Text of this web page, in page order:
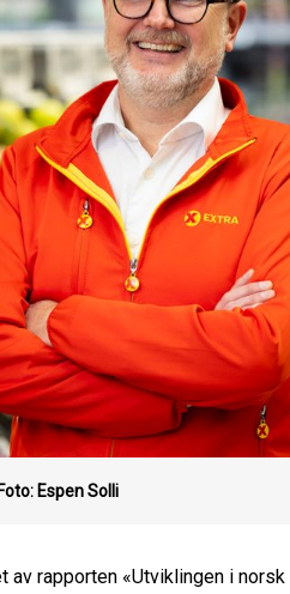
Foto: Espen Solli
av rapporten «Utviklingen i